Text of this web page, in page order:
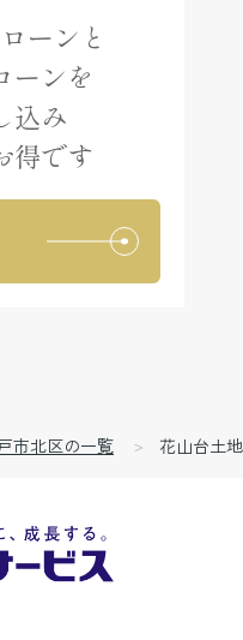
ーンと
ーンを
込み
得です
市北区の一覧 花山台土地